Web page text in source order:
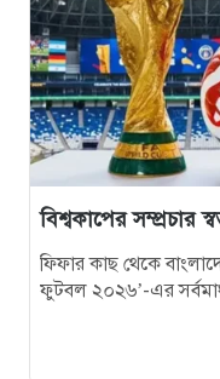
ভোটকেন্দ্রের
আটক
১১
গোপালগঞ্জে
১২
সন্ত্রাসীদের
সম্ভব নয় : ভিপি
১৩
বিশ্বকাপের সম্প্রচার
ফিফার কাছ থেকে
ফুটবল ২০২৬’-এর